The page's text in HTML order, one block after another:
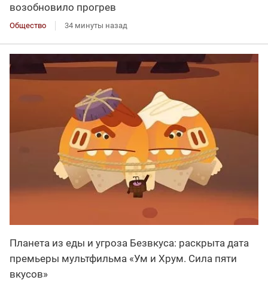
возобновило прогрев
Общество 34 минуты назад
Планета из еды и угроза Безвкуса: раскрыта дата
премьеры мультфильма «Ум и Хрум. Сила пяти
вкусов»